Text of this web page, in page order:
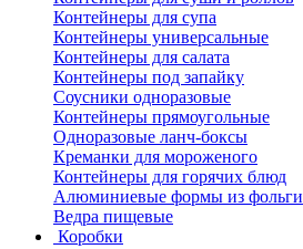
Контейнеры для супа
Контейнеры универсальные
Контейнеры для салата
Контейнеры под запайку
Соусники одноразовые
Контейнеры прямоугольные
Одноразовые ланч-боксы
Креманки для мороженого
Контейнеры для горячих блюд
Алюминиевые формы из фольги
Ведра пищевые
Коробки